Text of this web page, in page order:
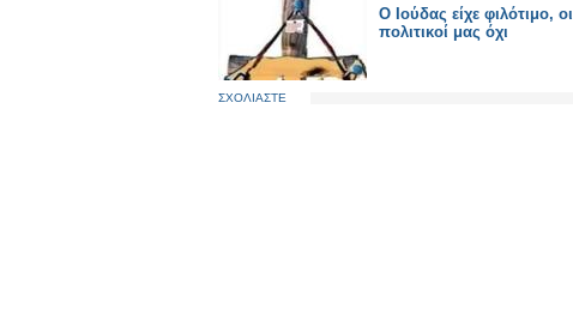
Ο Ιούδας είχε φιλότιμο, οι
πολιτικοί μας όχι
ΣΧΟΛΙΑΣΤΕ